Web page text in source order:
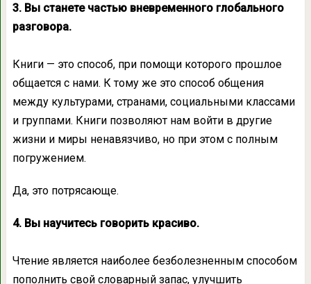
3. Вы станете частью вневременного глобального
разговора.
Книги — это способ, при помощи которого прошлое
общается с нами. К тому же это способ общения
между культурами, странами, социальными классами
и группами. Книги позволяют нам войти в другие
жизни и миры ненавязчиво, но при этом с полным
погружением.
Да, это потрясающе.
4. Вы научитесь говорить красиво.
Чтение является наиболее безболезненным способом
пополнить свой словарный запас, улучшить